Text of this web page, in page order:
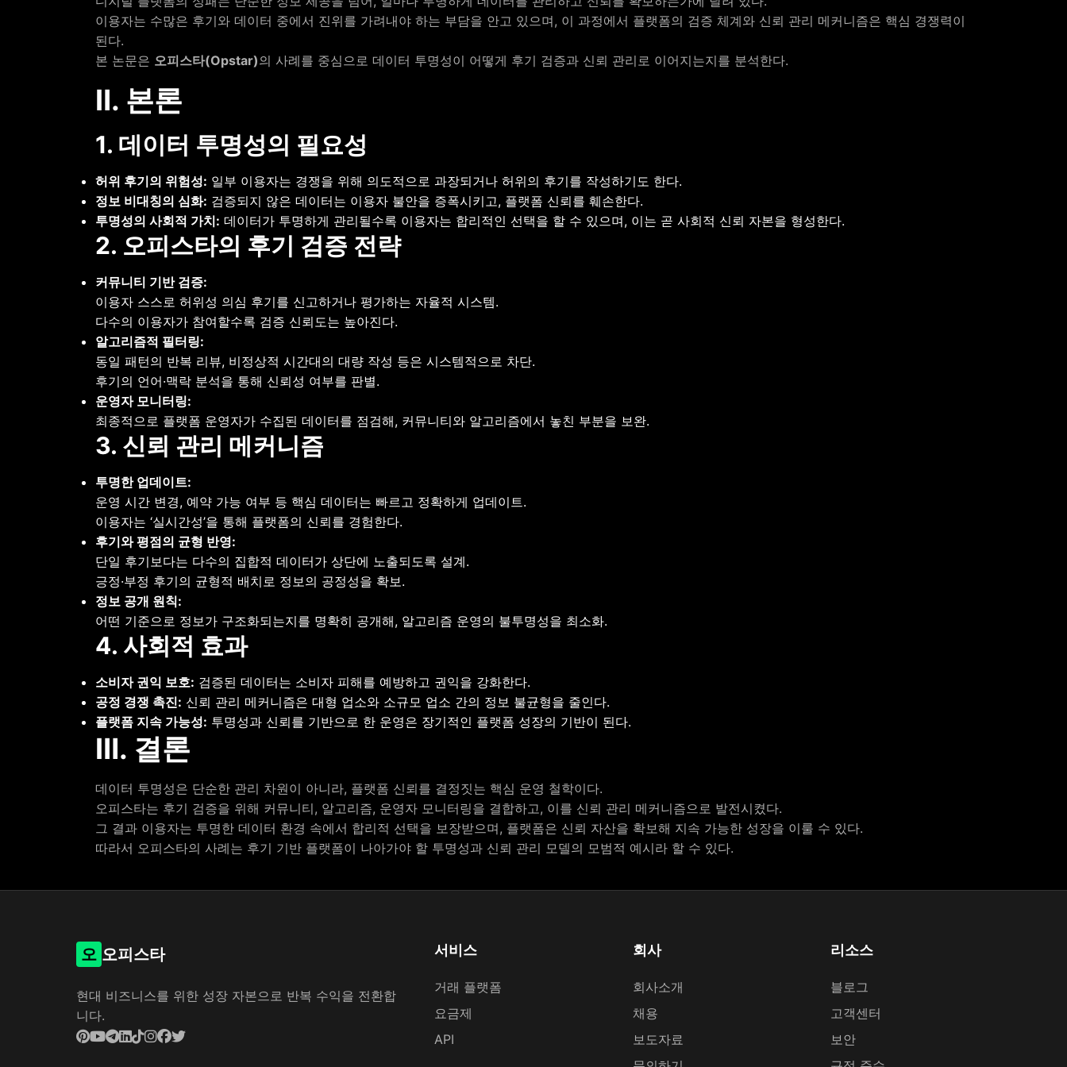
이용자는 수많은 후기와 데이터 중에서 진위를 가려내야 하는 부담을 안고 있으며, 이 과정에서 플랫폼의 검증 체계와 신뢰 관리 메커니즘은 핵심 경쟁력이
된다.
본 논문은 오피스타(Opstar)의 사례를 중심으로 데이터 투명성이 어떻게 후기 검증과 신뢰 관리로 이어지는지를 분석한다.
Ⅱ. 본론
1. 데이터 투명성의 필요성
허위 후기의 위험성: 일부 이용자는 경쟁을 위해 의도적으로 과장되거나 허위의 후기를 작성하기도 한다.
정보 비대칭의 심화: 검증되지 않은 데이터는 이용자 불안을 증폭시키고, 플랫폼 신뢰를 훼손한다.
투명성의 사회적 가치: 데이터가 투명하게 관리될수록 이용자는 합리적인 선택을 할 수 있으며, 이는 곧 사회적 신뢰 자본을 형성한다.
2. 오피스타의 후기 검증 전략
커뮤니티 기반 검증:
이용자 스스로 허위성 의심 후기를 신고하거나 평가하는 자율적 시스템.
다수의 이용자가 참여할수록 검증 신뢰도는 높아진다.
알고리즘적 필터링:
동일 패턴의 반복 리뷰, 비정상적 시간대의 대량 작성 등은 시스템적으로 차단.
후기의 언어·맥락 분석을 통해 신뢰성 여부를 판별.
운영자 모니터링:
최종적으로 플랫폼 운영자가 수집된 데이터를 점검해, 커뮤니티와 알고리즘에서 놓친 부분을 보완.
3. 신뢰 관리 메커니즘
투명한 업데이트:
운영 시간 변경, 예약 가능 여부 등 핵심 데이터는 빠르고 정확하게 업데이트.
이용자는 ‘실시간성’을 통해 플랫폼의 신뢰를 경험한다.
후기와 평점의 균형 반영:
단일 후기보다는 다수의 집합적 데이터가 상단에 노출되도록 설계.
긍정·부정 후기의 균형적 배치로 정보의 공정성을 확보.
정보 공개 원칙:
어떤 기준으로 정보가 구조화되는지를 명확히 공개해, 알고리즘 운영의 불투명성을 최소화.
4. 사회적 효과
소비자 권익 보호: 검증된 데이터는 소비자 피해를 예방하고 권익을 강화한다.
공정 경쟁 촉진: 신뢰 관리 메커니즘은 대형 업소와 소규모 업소 간의 정보 불균형을 줄인다.
플랫폼 지속 가능성: 투명성과 신뢰를 기반으로 한 운영은 장기적인 플랫폼 성장의 기반이 된다.
Ⅲ. 결론
데이터 투명성은 단순한 관리 차원이 아니라, 플랫폼 신뢰를 결정짓는 핵심 운영 철학이다.
오피스타는 후기 검증을 위해 커뮤니티, 알고리즘, 운영자 모니터링을 결합하고, 이를 신뢰 관리 메커니즘으로 발전시켰다.
그 결과 이용자는 투명한 데이터 환경 속에서 합리적 선택을 보장받으며, 플랫폼은 신뢰 자산을 확보해 지속 가능한 성장을 이룰 수 있다.
따라서 오피스타의 사례는 후기 기반 플랫폼이 나아가야 할 투명성과 신뢰 관리 모델의 모범적 예시라 할 수 있다.
오 오피스타
현대 비즈니스를 위한 성장 자본으로 반복 수익을 전환합
니다.
서비스
거래 플랫폼
요금제
API
회사
회사소개
채용
보도자료
리소스
블로그
고객센터
보안